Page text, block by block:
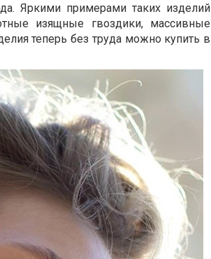
Яркими примерами таких изделий
изящные гвоздики, массивные
теперь без труда можно купить в